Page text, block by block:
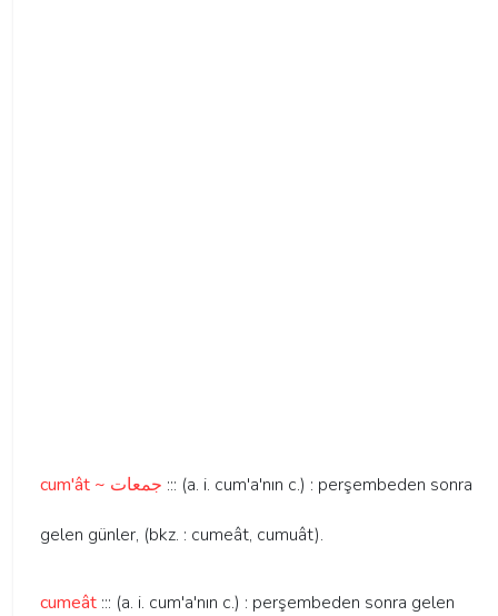
cum'ât ~ جمعات ::: (a. i. cum'a'nın c.) : perşembeden sonra
gelen günler, (bkz. : cumeât, cumuât).
cumeât ::: (a. i. cum'a'nın c.) : perşembeden sonra gelen